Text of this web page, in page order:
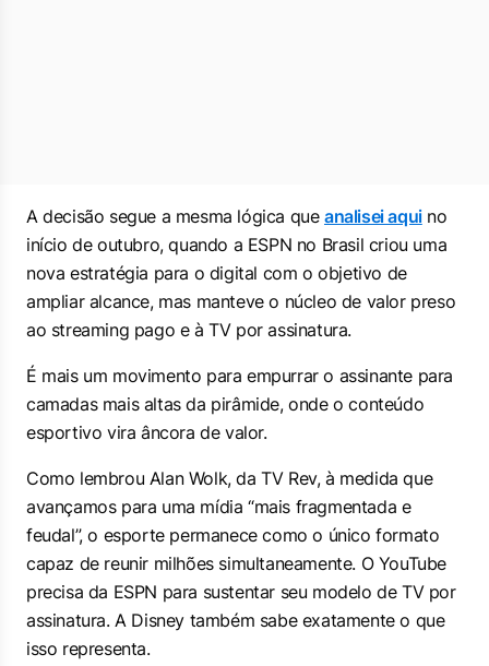
A decisão segue a mesma lógica que analisei aquino
início de outubro, quando a ESPN no Brasil criou uma
nova estratégia para o digital com o objetivo de
ampliar alcance, mas manteve o núcleo de valor preso
ao streaming pago e à TV por assinatura.
É mais um movimento para empurrar o assinante para
camadas mais altas da pirâmide, onde o conteúdo
esportivo vira âncora de valor.
Como lembrou Alan Wolk, da TV Rev, à medida que
avançamos para uma mídia “mais fragmentada e
feudal”, o esporte permanece como o único formato
capaz de reunir milhões simultaneamente. O YouTube
precisa da ESPN para sustentar seu modelo de TV por
assinatura. A Disney também sabe exatamente o que
isso representa.